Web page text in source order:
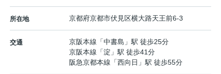
所在地 京都府京都市伏見区横大路天王前6-3
交通 京阪本線 「中書島 」駅 徒歩25分
京阪本線 「淀 」駅 徒歩41分
阪急京都本線 「西向日 」駅 徒歩55分